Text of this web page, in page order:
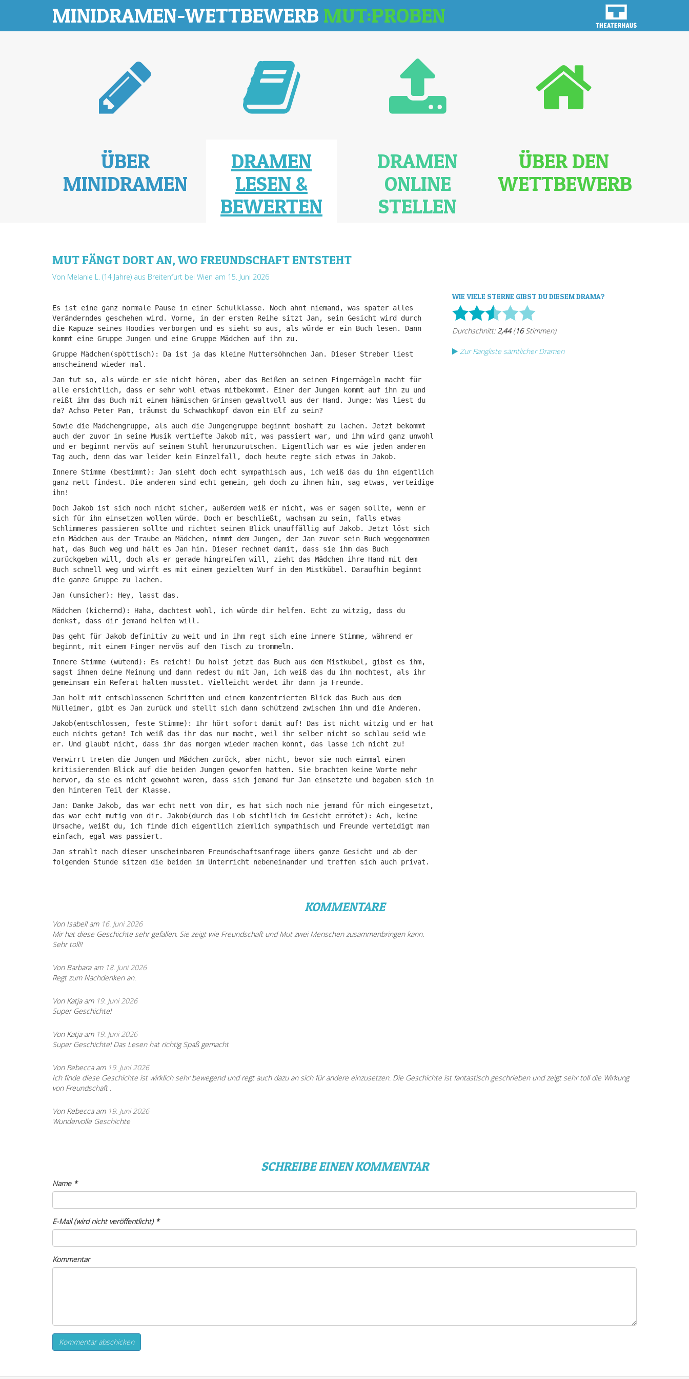
MINIDRAMEN-WETTBEWERB MUT:PROBEN
ÜBER
MINIDRAMEN
DRAMEN
LESEN &
BEWERTEN
DRAMEN
ONLINE
STELLEN
ÜBER DEN
WETTBEWERB
MUT FÄNGT DORT AN, WO FREUNDSCHAFT ENTSTEHT
Von Melanie L. (14 Jahre) aus Breitenfurt bei Wien am 15. Juni 2026
Es ist eine ganz normale Pause in einer Schulklasse. Noch ahnt niemand, was später alles
Veränderndes geschehen wird. Vorne, in der ersten Reihe sitzt Jan, sein Gesicht wird durch
die Kapuze seines Hoodies verborgen und es sieht so aus, als würde er ein Buch lesen. Dann
kommt eine Gruppe Jungen und eine Gruppe Mädchen auf ihn zu.
Gruppe Mädchen(spöttisch): Da ist ja das kleine Muttersöhnchen Jan. Dieser Streber liest
anscheinend wieder mal.
Jan tut so, als würde er sie nicht hören, aber das Beißen an seinen Fingernägeln macht für
alle ersichtlich, dass er sehr wohl etwas mitbekommt. Einer der Jungen kommt auf ihn zu und
reißt ihm das Buch mit einem hämischen Grinsen gewaltvoll aus der Hand. Junge: Was liest du
da? Achso Peter Pan, träumst du Schwachkopf davon ein Elf zu sein?
Sowie die Mädchengruppe, als auch die Jungengruppe beginnt boshaft zu lachen. Jetzt bekommt
auch der zuvor in seine Musik vertiefte Jakob mit, was passiert war, und ihm wird ganz unwohl
und er beginnt nervös auf seinem Stuhl herumzurutschen. Eigentlich war es wie jeden anderen
Tag auch, denn das war leider kein Einzelfall, doch heute regte sich etwas in Jakob.
Innere Stimme (bestimmt): Jan sieht doch echt sympathisch aus, ich weiß das du ihn eigentlich
ganz nett findest. Die anderen sind echt gemein, geh doch zu ihnen hin, sag etwas, verteidige
ihn!
Doch Jakob ist sich noch nicht sicher, außerdem weiß er nicht, was er sagen sollte, wenn er
sich für ihn einsetzen wollen würde. Doch er beschließt, wachsam zu sein, falls etwas
Schlimmeres passieren sollte und richtet seinen Blick unauffällig auf Jakob. Jetzt löst sich
ein Mädchen aus der Traube an Mädchen, nimmt dem Jungen, der Jan zuvor sein Buch weggenommen
hat, das Buch weg und hält es Jan hin. Dieser rechnet damit, dass sie ihm das Buch
zurückgeben will, doch als er gerade hingreifen will, zieht das Mädchen ihre Hand mit dem
Buch schnell weg und wirft es mit einem gezielten Wurf in den Mistkübel. Daraufhin beginnt
die ganze Gruppe zu lachen.
Jan (unsicher): Hey, lasst das.
Mädchen (kichernd): Haha, dachtest wohl, ich würde dir helfen. Echt zu witzig, dass du
denkst, dass dir jemand helfen will.
Das geht für Jakob definitiv zu weit und in ihm regt sich eine innere Stimme, während er
beginnt, mit einem Finger nervös auf den Tisch zu trommeln.
Innere Stimme (wütend): Es reicht! Du holst jetzt das Buch aus dem Mistkübel, gibst es ihm,
sagst ihnen deine Meinung und dann redest du mit Jan, ich weiß das du ihn mochtest, als ihr
gemeinsam ein Referat halten musstet. Vielleicht werdet ihr dann ja Freunde.
Jan holt mit entschlossenen Schritten und einem konzentrierten Blick das Buch aus dem
Mülleimer, gibt es Jan zurück und stellt sich dann schützend zwischen ihm und die Anderen.
Jakob(entschlossen, feste Stimme): Ihr hört sofort damit auf! Das ist nicht witzig und er hat
euch nichts getan! Ich weiß das ihr das nur macht, weil ihr selber nicht so schlau seid wie
er. Und glaubt nicht, dass ihr das morgen wieder machen könnt, das lasse ich nicht zu!
Verwirrt treten die Jungen und Mädchen zurück, aber nicht, bevor sie noch einmal einen
kritisierenden Blick auf die beiden Jungen geworfen hatten. Sie brachten keine Worte mehr
hervor, da sie es nicht gewohnt waren, dass sich jemand für Jan einsetzte und begaben sich in
den hinteren Teil der Klasse.
Jan: Danke Jakob, das war echt nett von dir, es hat sich noch nie jemand für mich eingesetzt,
das war echt mutig von dir. Jakob(durch das Lob sichtlich im Gesicht errötet): Ach, keine
Ursache, weißt du, ich finde dich eigentlich ziemlich sympathisch und Freunde verteidigt man
einfach, egal was passiert.
Jan strahlt nach dieser unscheinbaren Freundschaftsanfrage übers ganze Gesicht und ab der
folgenden Stunde sitzen die beiden im Unterricht nebeneinander und treffen sich auch privat.
WIE VIELE STERNE GIBST DU DIESEM DRAMA?
Zur Rangliste sämtlicher Dramen
KOMMENTARE
Von Isabell am 16. Juni 2026
Mir hat diese Geschichte sehr gefallen. Sie zeigt wie Freundschaft und Mut zwei Menschen zusammenbringen kann.
Sehr toll!!
Von Barbara am 18. Juni 2026
Regt zum Nachdenken an.
Von Katja am 19. Juni 2026
Super Geschichte!
Von Katja am 19. Juni 2026
Super Geschichte! Das Lesen hat richtig Spaß gemacht
Von Rebecca am 19. Juni 2026
Ich finde diese Geschichte ist wirklich sehr bewegend und regt auch dazu an sich für andere einzusetzen. Die Geschichte ist fantastisch geschrieben und zeigt sehr toll die Wirkung
von Freundschaft .
Von Rebecca am 19. Juni 2026
Wundervolle Geschichte
SCHREIBE EINEN KOMMENTAR
Name*
E-Mail (wird nicht veröffentlicht)*
Kommentar